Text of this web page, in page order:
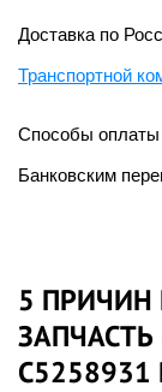
Доставка по
Транспортной
Способы оплаты
Банковским
5 ПРИЧИН